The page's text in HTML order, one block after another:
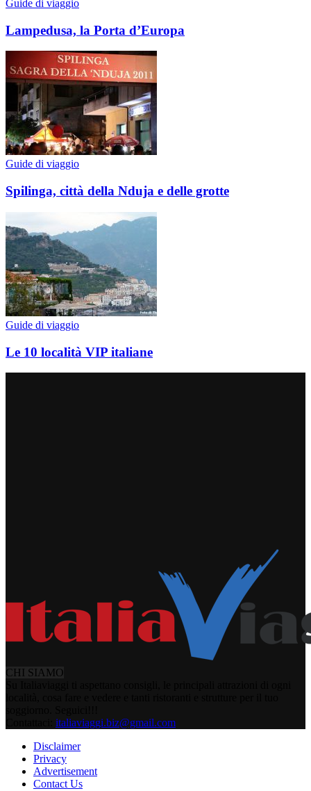
Guide di viaggio
Lampedusa, la Porta d’Europa
Guide di viaggio
Spilinga, città della Nduja e delle grotte
Guide di viaggio
Le 10 località VIP italiane
CHI SIAMO
italiaviaggi.biz@gmail.com
Disclaimer
Privacy
Advertisement
Contact Us